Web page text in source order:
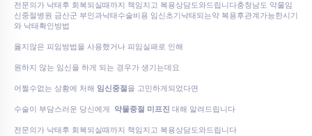
전문의가 낙태후 회복되실때까지 책임지고 복용상담도와드립니다충청남도 약물임
신중절병원 금산군 부인과낙태수술비용 임신초기낙태되는약 복용후관계가능한시기
와 낙태확인방법
옳지않은 피임방법을 사용했거나 피임실패로 인해
원하지 않는 임신을 하게 되는 경우가 생기는데요
어쩔수없는 상황에 처해 임신중절을 고민하게되었다면
수술이 부담스러운 당신에게 약물중절 미프진 대해 알려드립니다
전문의가 낙태후 회복되실때까지 책임지고 복용상담도와드립니다